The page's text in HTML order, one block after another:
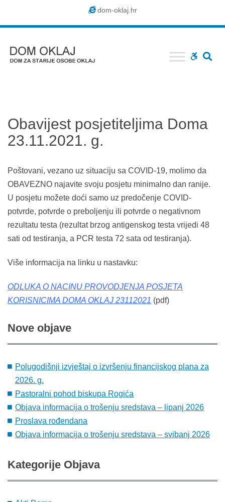
dom-oklaj.hr
WCAG
Obavijest posjetiteljima Doma
23.11.2021. g.
Poštovani, vezano uz situaciju sa COVID-19, molimo da
OBAVEZNO najavite svoju posjetu minimalno dan ranije.
U posjetu možete doći samo uz predočenje COVID-
potvrde, potvrde o preboljenju ili potvrde o negativnom
rezultatu testa (rezultat brzog antigenskog testa vrijedi 48
sati od testiranja, a PCR testa 72 sata od testiranja).
Više informacija na linku u nastavku:
ODLUKA O NACINU PROVODJENJA POSJETA
KORISNICIMA DOMA OKLAJ 23112021 (pdf)
Nove objave
Polugodišnji izvještaj o izvršenju financijskog plana za
2026. g.
Pastoralni pohod biskupa Rogića
Objava informacija o trošenju sredstava – lipanj 2026
Proslava rođendana
Objava informacija o trošenju sredstava – svibanj 2026
Kategorije Objava